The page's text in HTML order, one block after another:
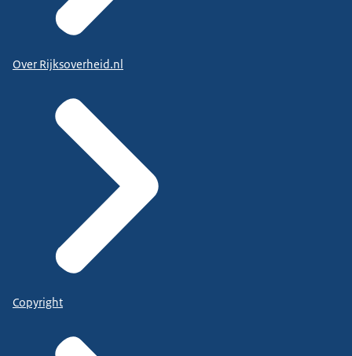
Over Rijksoverheid.nl
Copyright